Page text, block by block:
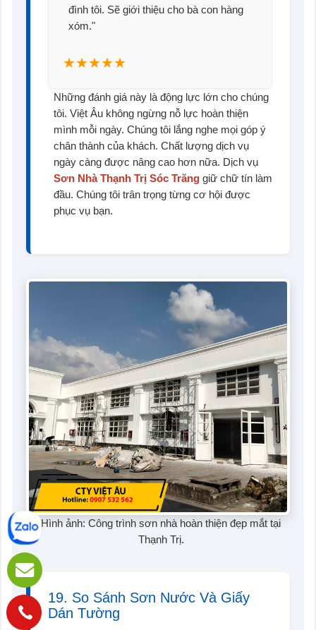
đình tôi. Sẽ giới thiệu cho bà con hàng
xóm."
★★★★★
Những đánh giá này là động lực lớn cho chúng
tôi. Việt Âu không ngừng nỗ lực hoàn thiện
mình mỗi ngày. Chúng tôi lắng nghe mọi góp ý
chân thành của khách. Chất lượng dịch vụ
ngày càng được nâng cao hơn nữa. Dịch vụ
Sơn Nhà Thạnh Trị Sóc Trăng giữ chữ tín làm
đầu. Chúng tôi trân trọng từng cơ hội được
phục vụ bạn.
Hình ảnh: Công trình sơn nhà hoàn thiện đẹp mắt tại
Thạnh Trị.
19. So Sánh Sơn Nước Và Giấy
Dán Tường
Hotline: